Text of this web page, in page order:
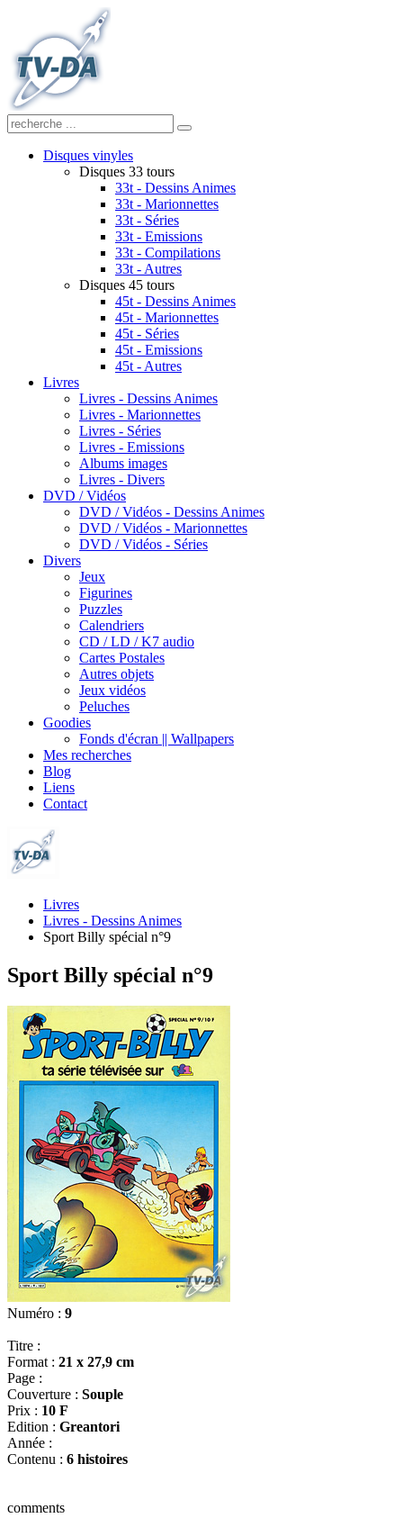
Disques vinyles
Disques 33 tours
33t - Dessins Animes
33t - Marionnettes
33t - Séries
33t - Emissions
33t - Compilations
33t - Autres
Disques 45 tours
45t - Dessins Animes
45t - Marionnettes
45t - Séries
45t - Emissions
45t - Autres
Livres
Livres - Dessins Animes
Livres - Marionnettes
Livres - Séries
Livres - Emissions
Albums images
Livres - Divers
DVD / Vidéos
DVD / Vidéos - Dessins Animes
DVD / Vidéos - Marionnettes
DVD / Vidéos - Séries
Divers
Jeux
Figurines
Puzzles
Calendriers
CD / LD / K7 audio
Cartes Postales
Autres objets
Jeux vidéos
Peluches
Goodies
Fonds d'écran || Wallpapers
Mes recherches
Blog
Liens
Contact
Livres
Livres - Dessins Animes
Sport Billy spécial n°9
Sport Billy spécial n°9
Numéro : 9
Titre :
Format : 21 x 27,9 cm
Page :
Couverture : Souple
Prix : 10 F
Edition : Greantori
Année :
Contenu : 6 histoires
comments